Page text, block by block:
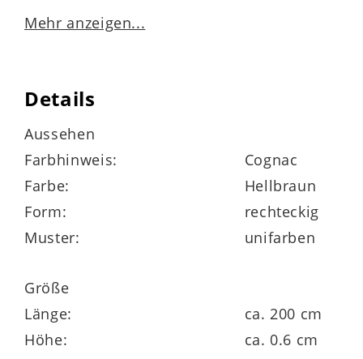
maschinell gewebt
1.900 g / m²
geeignet für Fußbodenheizung
pflegeleicht
mit der Flachdüse des Staubsaugers
antistatisch
Mehr anzeigen...
Details
Aussehen
Farbhinweis:
Cognac
Farbe:
Hellbraun
Form:
rechteckig
Muster:
unifarben
Größe
Länge:
ca. 200 cm
Höhe:
ca. 0.6 cm